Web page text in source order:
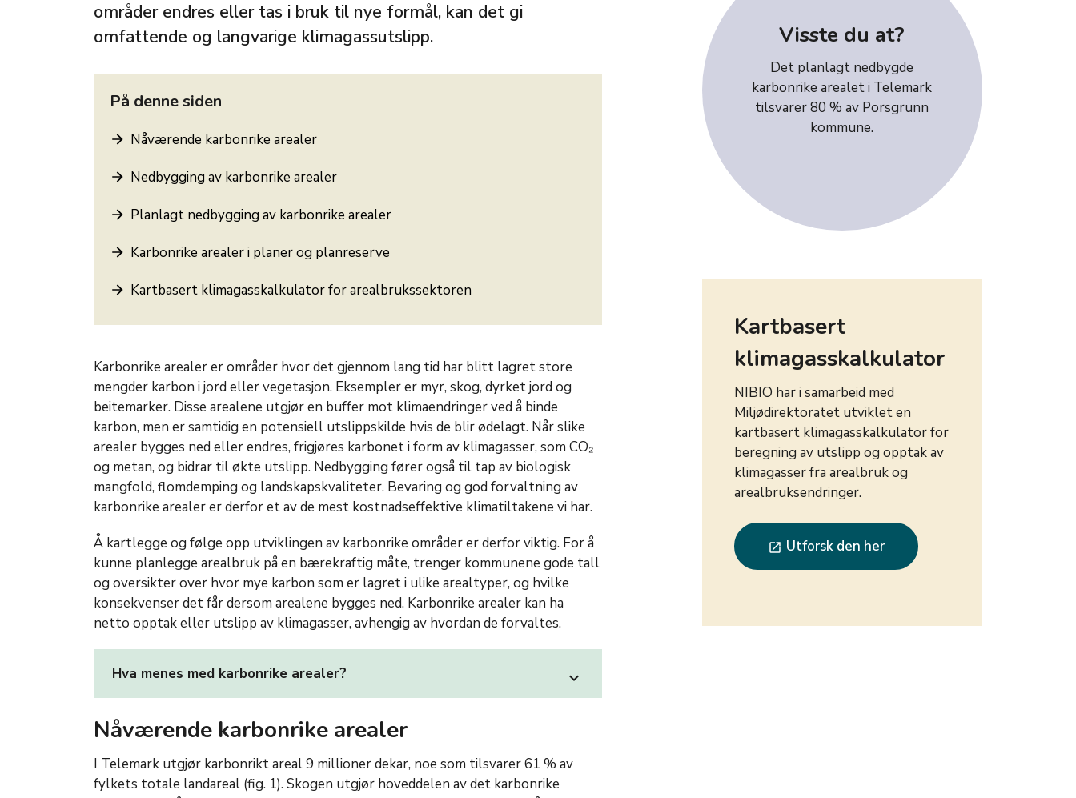
områder endres eller tas i bruk til nye formål, kan det gi
omfattende og langvarige klimagassutslipp.
På denne siden
Nåværende karbonrike arealer
Nedbygging av karbonrike arealer
Planlagt nedbygging av karbonrike arealer
Karbonrike arealer i planer og planreserve
Kartbasert klimagasskalkulator for arealbrukssektoren
Karbonrike arealer er områder hvor det gjennom lang tid har blitt lagret store
mengder karbon i jord eller vegetasjon. Eksempler er myr, skog, dyrket jord og
beitemarker. Disse arealene utgjør en buffer mot klimaendringer ved å binde
karbon, men er samtidig en potensiell utslippskilde hvis de blir ødelagt. Når slike
arealer bygges ned eller endres, frigjøres karbonet i form av klimagasser, som CO₂
og metan, og bidrar til økte utslipp. Nedbygging fører også til tap av biologisk
mangfold, flomdemping og landskapskvaliteter. Bevaring og god forvaltning av
karbonrike arealer er derfor et av de mest kostnadseffektive klimatiltakene vi har.
Å kartlegge og følge opp utviklingen av karbonrike områder er derfor viktig. For å
kunne planlegge arealbruk på en bærekraftig måte, trenger kommunene gode tall
og oversikter over hvor mye karbon som er lagret i ulike arealtyper, og hvilke
konsekvenser det får dersom arealene bygges ned. Karbonrike arealer kan ha
netto opptak eller utslipp av klimagasser, avhengig av hvordan de forvaltes.
Hva menes med karbonrike arealer? expand_more
Nåværende karbonrike arealer
I Telemark utgjør karbonrikt areal 9 millioner dekar, noe som tilsvarer 61 % av
fylkets totale landareal (fig. 1). Skogen utgjør hoveddelen av det karbonrike
Visste du at?
Det planlagt nedbygde
karbonrike arealet i Telemark
tilsvarer 80 % av Porsgrunn
kommune.
Kartbasert
klimagasskalkulator
NIBIO har i samarbeid med
Miljødirektoratet utviklet en
kartbasert klimagasskalkulator for
beregning av utslipp og opptak av
klimagasser fra arealbruk og
arealbruksendringer.
launch Utforsk den her